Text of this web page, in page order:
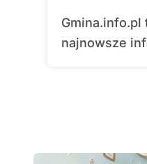
Gmina.info.pl to portal internetowy, który dostarcza mieszkańcom gmin w Polsce
najnowsze